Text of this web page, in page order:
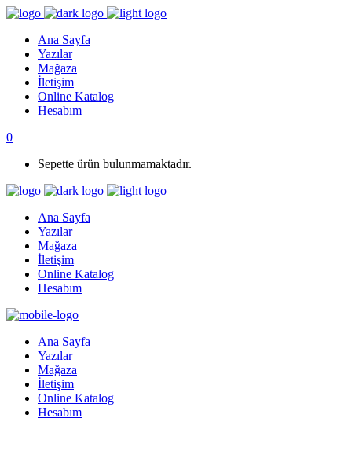
Ana Sayfa
Yazılar
Mağaza
İletişim
Online Katalog
Hesabım
0
Sepette ürün bulunmamaktadır.
Ana Sayfa
Yazılar
Mağaza
İletişim
Online Katalog
Hesabım
Ana Sayfa
Yazılar
Mağaza
İletişim
Online Katalog
Hesabım